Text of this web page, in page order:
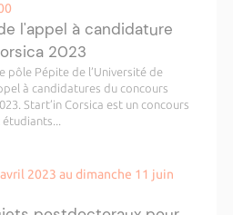
l'appel à candidature
2023
pôle Pépite de l’Université de
à candidatures du concours
Start’in Corsica est un concours
2023 au dimanche 11 juin